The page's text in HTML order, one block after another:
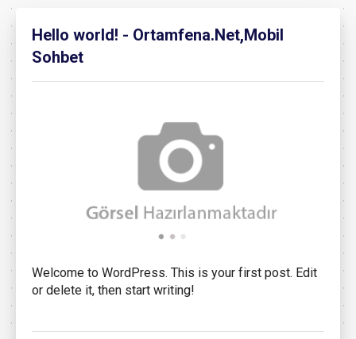
Hello world! - Ortamfena.Net,Mobil
Sohbet
Welcome to WordPress. This is your first post. Edit
or delete it, then start writing!